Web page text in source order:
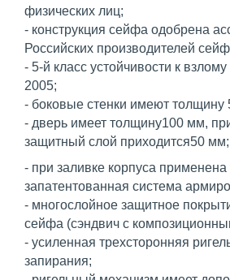
физических лиц;
- конструкция сейфа одобрена
Российских производителей
- 5-й класс устойчивости к
2005;
- боковые стенки имеют толщину
- дверь имеет толщину100 мм,
защитный слой приходится50 мм;
- при заливке корпуса применена
запатентованная система
- многослойное защитное
сейфа (сэндвич с
- усиленная трехсторонняя
запирания;